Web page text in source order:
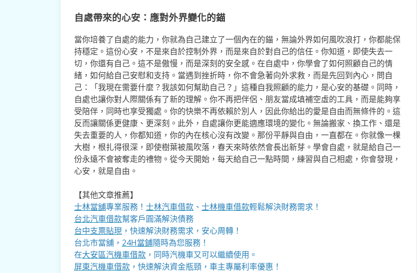
自處帶來的心安：應對外界變化的錨
當你培養了自處的能力，你就為自己建立了一個內在的錨，無論外界如何風吹浪打，你都能保
持穩定。這份心安，不是來自於控制外界，而是來自於對自己的信任。你知道，即使失去一
切，你還有自己。這不是傲慢，而是深刻的安全感。在自處中，你學會了如何照顧自己的情
緒，如何給自己安慰和支持。當遇到挫折時，你不會急著向外求救，而是先回到內心，問自
己：「我現在需要什麼？我該如何幫助自己？」這種自我照顧的能力，是心安的基礎。同時，
自處也讓你對人際關係有了新的理解。你不再把伴侶、朋友當成填補空虛的工具，而是能夠享
受陪伴，同時也享受獨處。你的快樂不再依賴於別人，因此你給出的愛是自由而無條件的。這
反而讓關係更健康、更深刻。此外，自處讓你更能適應環境的變化。無論搬家、換工作、還是
失去重要的人，你都知道，你的內在核心沒有改變。那份平靜與自由，一直都在。你就像一棵
大樹，根扎得很深，即使樹葉被風吹落，春天來時依然會長出新芽。學會自處，就是給自己一
份永遠不會被奪走的禮物。從今天開始，每天給自己一點時間，練習與自己相處，你會發現，
心安，就是自由。
【其他文章推薦】
士林當舖專業服務！ 士林汽車借款、 士林機車借款輕鬆解決財務需求！
台北汽車借款幫客戶圓滿解決債務
台中支票貼現，快速解決財務需求，安心周轉！
台北市當舖， 24H當鋪隨時為您服務！
在大安區汽機車借款，同時汽機車又可以繼續使用。
屏東汽機車借款，快速解決資金瓶頸，車主專屬利率優惠！